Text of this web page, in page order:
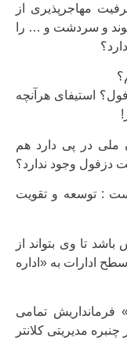
مهاجرپذیری از
و سردشت و … را
استیفای هرآنچه
ملی در پی دارد هم
دزفول وجود ندارد؟
: توسعه و تقویت
تا وی بتواند از
ادارات به «اداره
فرمانداریش تمامی
مدیریتی کلانتر